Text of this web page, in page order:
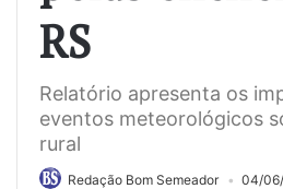
RS
Relatório apresenta os
eventos meteorológicos
rural
Redação Bom Semeador 04/